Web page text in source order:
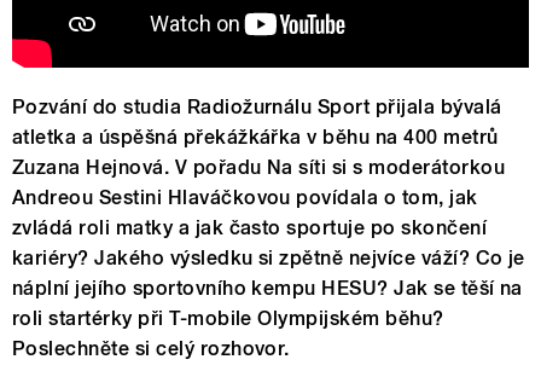
Pozvání do studia Radiožurnálu Sport přijala bývalá
atletka a úspěšná překážkářka v běhu na 400 metrů
Zuzana Hejnová. V pořadu Na síti si s moderátorkou
Andreou Sestini Hlaváčkovou povídala o tom, jak
zvládá roli matky a jak často sportuje po skončení
kariéry? Jakého výsledku si zpětně nejvíce váží? Co je
náplní jejího sportovního kempu HESU? Jak se těší na
roli startérky při T-mobile Olympijském běhu?
Poslechněte si celý rozhovor.